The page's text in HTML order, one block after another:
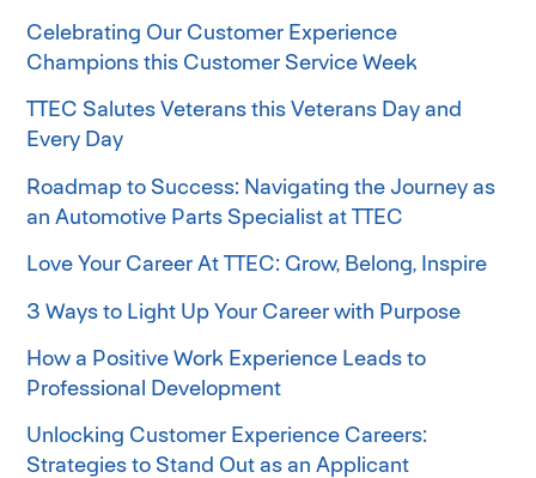
Celebrating Our Customer Experience
Champions this Customer Service Week
TTEC Salutes Veterans this Veterans Day and
Every Day
Roadmap to Success: Navigating the Journey as
an Automotive Parts Specialist at TTEC
Love Your Career At TTEC: Grow, Belong, Inspire
3 Ways to Light Up Your Career with Purpose
How a Positive Work Experience Leads to
Professional Development
Unlocking Customer Experience Careers:
Strategies to Stand Out as an Applicant